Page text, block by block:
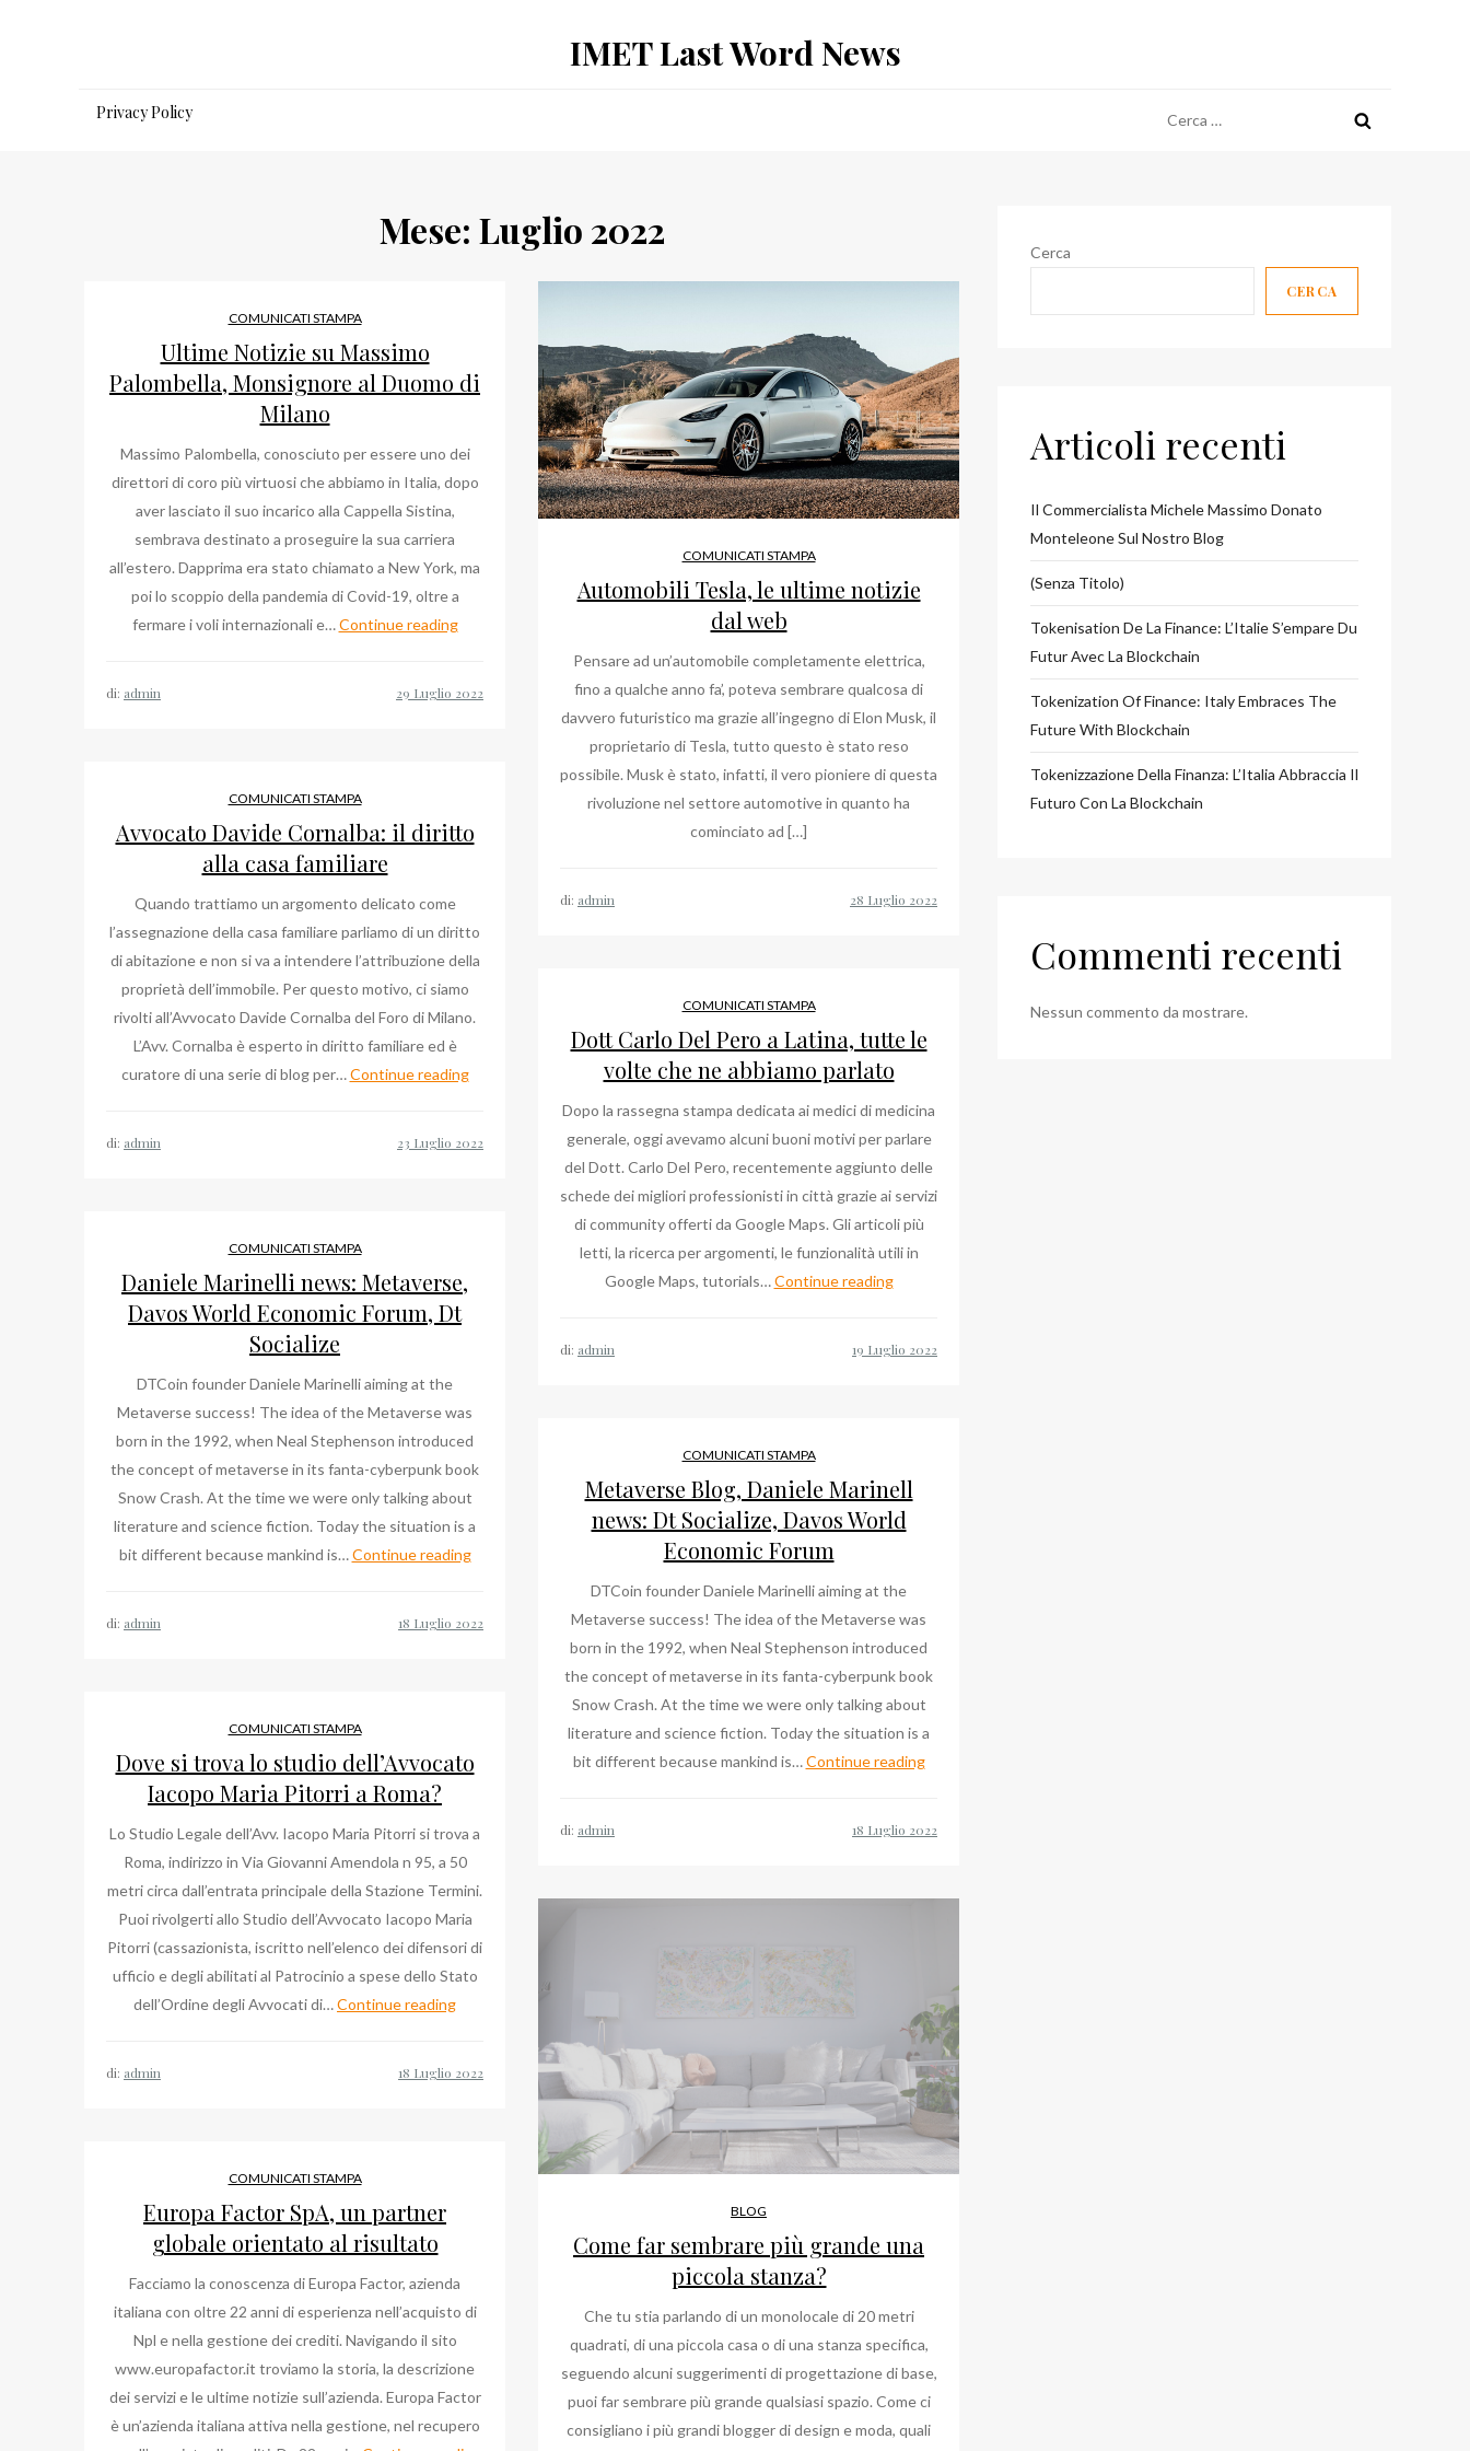
IMET Last Word News
Privacy Policy
per:
Mese: Luglio 2022
COMUNICATI STAMPA
Ultime Notizie su Massimo
Palombella, Monsignore al Duomo di
Milano
Massimo Palombella, conosciuto per essere uno dei
direttori di coro più virtuosi che abbiamo in Italia, dopo
aver lasciato il suo incarico alla Cappella Sistina,
sembrava destinato a proseguire la sua carriera
all’estero. Dapprima era stato chiamato a New York, ma
poi lo scoppio della pandemia di Covid-19, oltre a
fermare i voli internazionali e…Continue readingUltime
Duomo
di
di: admin
COMUNICATI STAMPA
Automobili Tesla, le ultime notizie
dal web
Pensare ad un’automobile completamente elettrica,
fino a qualche anno fa’, poteva sembrare qualcosa di
davvero futuristico ma grazie all’ingegno di Elon Musk, il
proprietario di Tesla, tutto questo è stato reso
possibile. Musk è stato, infatti, il vero pioniere di questa
rivoluzione nel settore automotive in quanto ha
cominciato ad […]
di: admin
COMUNICATI STAMPA
Avvocato Davide Cornalba: il diritto
alla casa familiare
Quando trattiamo un argomento delicato come
l’assegnazione della casa familiare parliamo di un diritto
di abitazione e non si va a intendere l’attribuzione della
proprietà dell’immobile. Per questo motivo, ci siamo
rivolti all’Avvocato Davide Cornalba del Foro di Milano.
L’Avv. Cornalba è esperto in diritto familiare ed è
curatore di una serie di blog per…Continue readingAvvocato
di: admin
COMUNICATI STAMPA
Dott Carlo Del Pero a Latina, tutte le
volte che ne abbiamo parlato
Dopo la rassegna stampa dedicata ai medici di medicina
generale, oggi avevamo alcuni buoni motivi per parlare
del Dott. Carlo Del Pero, recentemente aggiunto delle
schede dei migliori professionisti in città grazie ai servizi
di community offerti da Google Maps. Gli articoli più
letti, la ricerca per argomenti, le funzionalità utili in
Google Maps, tutorials…Continue readingDott
le
volte
che
abbiamo
parlato
di: admin
COMUNICATI STAMPA
Daniele Marinelli news: Metaverse,
Davos World Economic Forum, Dt
Socialize
DTCoin founder Daniele Marinelli aiming at the
Metaverse success! The idea of the Metaverse was
born in the 1992, when Neal Stephenson introduced
the concept of metaverse in its fanta-cyberpunk book
Snow Crash. At the time we were only talking about
literature and science fiction. Today the situation is a
bit different because mankind is…Continue readingDaniele
Dt
di: admin
COMUNICATI STAMPA
Metaverse Blog, Daniele Marinell
news: Dt Socialize, Davos World
Economic Forum
DTCoin founder Daniele Marinelli aiming at the
Metaverse success! The idea of the Metaverse was
born in the 1992, when Neal Stephenson introduced
the concept of metaverse in its fanta-cyberpunk book
Snow Crash. At the time we were only talking about
literature and science fiction. Today the situation is a
bit different because mankind is…Continue readingMetaverse
Dt
World
Economic
Forum
di: admin
COMUNICATI STAMPA
Dove si trova lo studio dell’Avvocato
Iacopo Maria Pitorri a Roma?
Lo Studio Legale dell’Avv. Iacopo Maria Pitorri si trova a
Roma, indirizzo in Via Giovanni Amendola n 95, a 50
metri circa dall’entrata principale della Stazione Termini.
Puoi rivolgerti allo Studio dell’Avvocato Iacopo Maria
Pitorri (cassazionista, iscritto nell’elenco dei difensori di
ufficio e degli abilitati al Patrocinio a spese dello Stato
dell’Ordine degli Avvocati di…Continue readingDove
dell’Avvocato
Roma?
di: admin
BLOG
Come far sembrare più grande una
piccola stanza?
Che tu stia parlando di un monolocale di 20 metri
quadrati, di una piccola casa o di una stanza specifica,
seguendo alcuni suggerimenti di progettazione di base,
puoi far sembrare più grande qualsiasi spazio. Come ci
consigliano i più grandi blogger di design e moda, quali
COMUNICATI STAMPA
Europa Factor SpA, un partner
globale orientato al risultato
Facciamo la conoscenza di Europa Factor, azienda
italiana con oltre 22 anni di esperienza nell’acquisto di
Npl e nella gestione dei crediti. Navigando il sito
www.europafactor.it troviamo la storia, la descrizione
dei servizi e le ultime notizie sull’azienda. Europa Factor
è un’azienda italiana attiva nella gestione, nel recupero
Cerca
CERCA
Articoli recenti
Il Commercialista Michele Massimo Donato
Monteleone Sul Nostro Blog
(senza Titolo)
Tokenisation De La Finance: L’Italie S’empare Du
Futur Avec La Blockchain
Tokenization Of Finance: Italy Embraces The
Future With Blockchain
Tokenizzazione Della Finanza: L’Italia Abbraccia Il
Futuro Con La Blockchain
Commenti recenti
Nessun commento da mostrare.